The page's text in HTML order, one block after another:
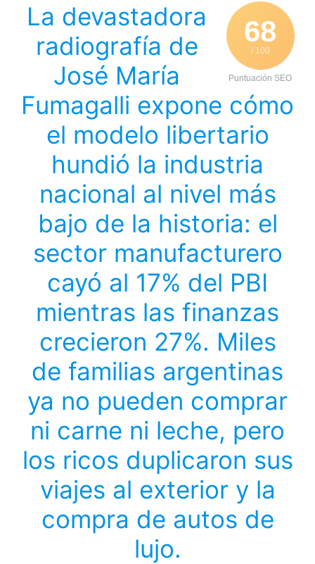
68
/ 100
Puntuación SEO
La devastadora
radiografía de
José María
Fumagalli expone cómo
el modelo libertario
hundió la industria
nacional al nivel más
bajo de la historia: el
sector manufacturero
cayó al 17% del PBI
mientras las finanzas
crecieron 27%. Miles
de familias argentinas
ya no pueden comprar
ni carne ni leche, pero
los ricos duplicaron sus
viajes al exterior y la
compra de autos de
lujo.